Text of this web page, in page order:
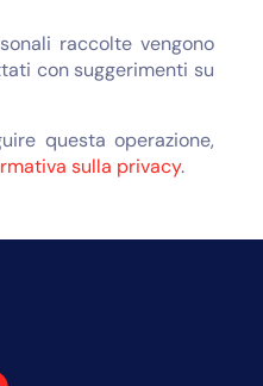
raccolte vengono
con suggerimenti su
questa operazione,
sulla privacy.